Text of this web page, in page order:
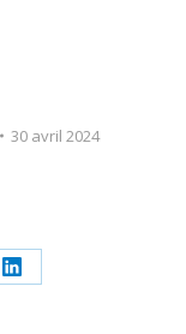
30 avril 2024
Share